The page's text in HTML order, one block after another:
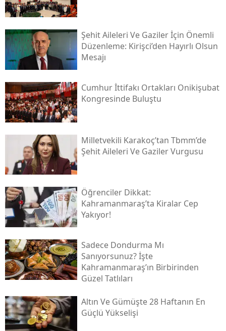
Şehit Aileleri Ve Gaziler İçin Önemli
Düzenleme: Kirişci’den Hayırlı Olsun
Mesajı
Cumhur İttifakı Ortakları Onikişubat
Kongresinde Buluştu
Milletvekili Karakoç’tan Tbmm’de
Şehit Aileleri Ve Gaziler Vurgusu
Öğrenciler Dikkat:
Kahramanmaraş’ta Kiralar Cep
Yakıyor!
Sadece Dondurma Mı
Sanıyorsunuz? İşte
Kahramanmaraş’ın Birbirinden
Güzel Tatlıları
Altın Ve Gümüşte 28 Haftanın En
Güçlü Yükselişi